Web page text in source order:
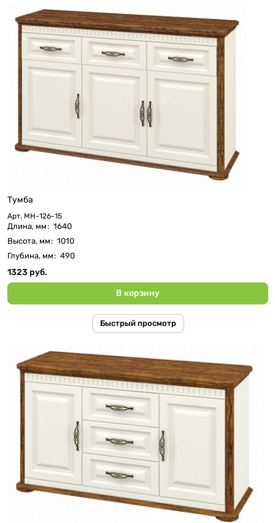
Тумба
Арт. МН-126-15
Длина, мм: 1640
Высота, мм: 1010
Глубина, мм: 490
1323 руб.
В корзину
Быстрый просмотр